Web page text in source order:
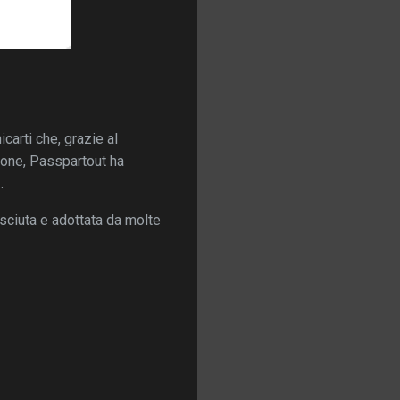
che, grazie al
Passpartout ha
e adottata da molte